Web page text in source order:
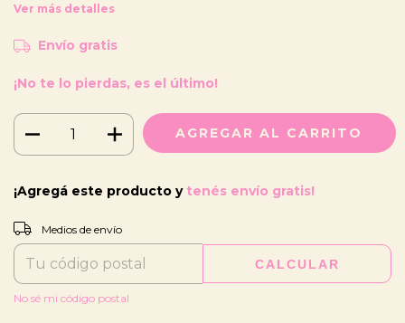
Ver más detalles
Envío gratis
¡No te lo pierdas, es el último!
¡Agregá este producto y tenés envío gratis!
Entregas para el CP:
Medios de envío
CALCULAR
No sé mi código postal